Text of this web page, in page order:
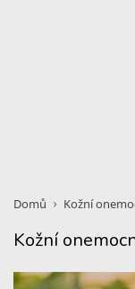
Domů Kožní
Kožní